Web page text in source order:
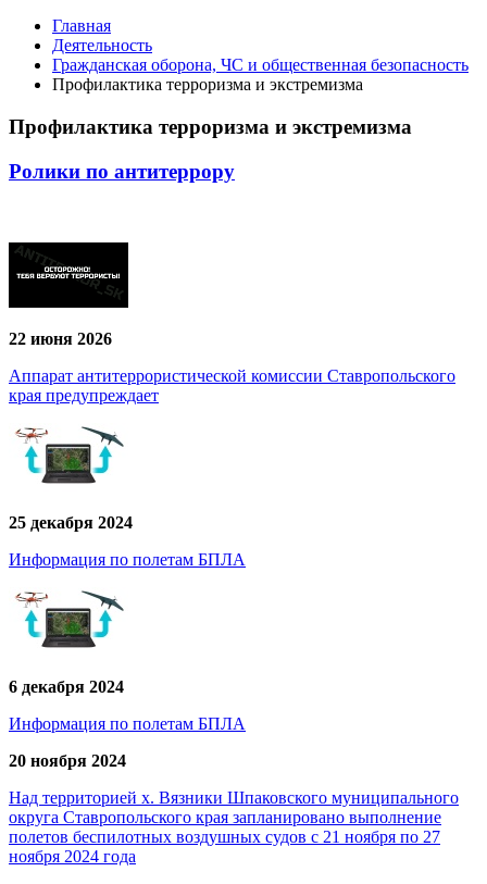
Главная
Деятельность
Гражданская оборона, ЧС и общественная безопасность
Профилактика терроризма и экстремизма
Профилактика терроризма и экстремизма
Ролики по антитеррору
22 июня 2026
Аппарат антитеррористической комиссии Ставропольского
края предупреждает
25 декабря 2024
Информация по полетам БПЛА
6 декабря 2024
Информация по полетам БПЛА
20 ноября 2024
Над территорией х. Вязники Шпаковского муниципального
округа Ставропольского края запланировано выполнение
полетов беспилотных воздушных судов с 21 ноября по 27
ноября 2024 года